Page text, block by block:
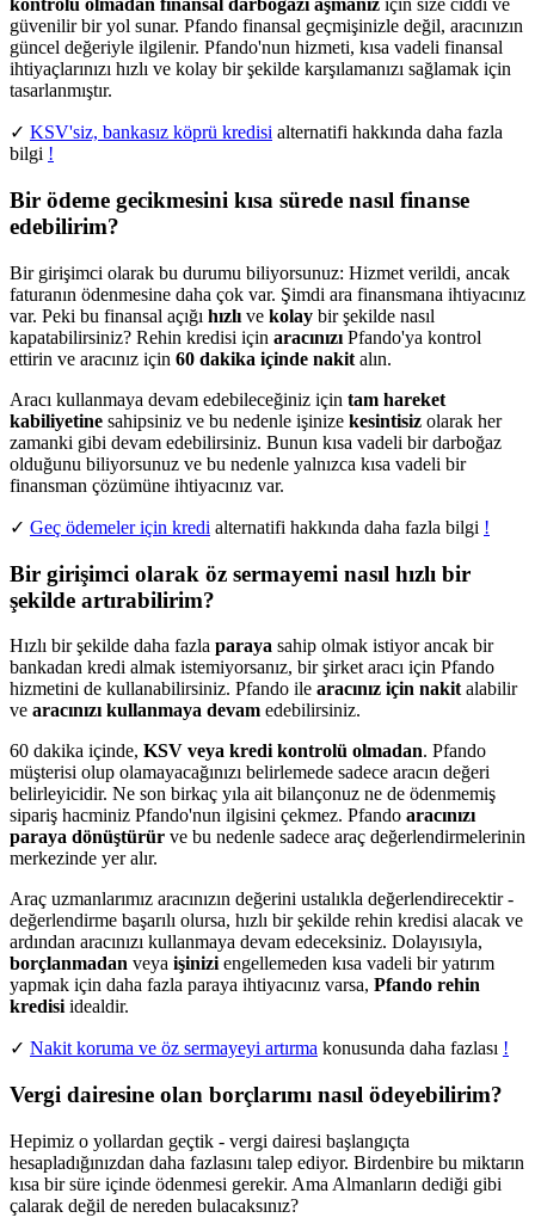
kontrolü olmadan finansal darboğazı aşmanız için size ciddi ve
güvenilir bir yol sunar. Pfando finansal geçmişinizle değil, aracınızın
güncel değeriyle ilgilenir. Pfando'nun hizmeti, kısa vadeli finansal
ihtiyaçlarınızı hızlı ve kolay bir şekilde karşılamanızı sağlamak için
tasarlanmıştır.
✓ KSV'siz, bankasız köprü kredisi alternatifi hakkında daha fazla
bilgi !
Bir ödeme gecikmesini kısa sürede nasıl finanse
edebilirim?
Bir girişimci olarak bu durumu biliyorsunuz: Hizmet verildi, ancak
faturanın ödenmesine daha çok var. Şimdi ara finansmana ihtiyacınız
var. Peki bu finansal açığı hızlı ve kolay bir şekilde nasıl
kapatabilirsiniz? Rehin kredisi için aracınızı Pfando'ya kontrol
ettirin ve aracınız için 60 dakika içinde nakit alın.
Aracı kullanmaya devam edebileceğiniz için tam hareket
kabiliyetine sahipsiniz ve bu nedenle işinize kesintisiz olarak her
zamanki gibi devam edebilirsiniz. Bunun kısa vadeli bir darboğaz
olduğunu biliyorsunuz ve bu nedenle yalnızca kısa vadeli bir
finansman çözümüne ihtiyacınız var.
✓ Geç ödemeler için kredi alternatifi hakkında daha fazla bilgi !
Bir girişimci olarak öz sermayemi nasıl hızlı bir
şekilde artırabilirim?
Hızlı bir şekilde daha fazla paraya sahip olmak istiyor ancak bir
bankadan kredi almak istemiyorsanız, bir şirket aracı için Pfando
hizmetini de kullanabilirsiniz. Pfando ile aracınız için nakit alabilir
ve aracınızı kullanmaya devam edebilirsiniz.
60 dakika içinde, KSV veya kredi kontrolü olmadan. Pfando
müşterisi olup olamayacağınızı belirlemede sadece aracın değeri
belirleyicidir. Ne son birkaç yıla ait bilançonuz ne de ödenmemiş
sipariş hacminiz Pfando'nun ilgisini çekmez. Pfando aracınızı
paraya dönüştürür ve bu nedenle sadece araç değerlendirmelerinin
merkezinde yer alır.
Araç uzmanlarımız aracınızın değerini ustalıkla değerlendirecektir -
değerlendirme başarılı olursa, hızlı bir şekilde rehin kredisi alacak ve
ardından aracınızı kullanmaya devam edeceksiniz. Dolayısıyla,
borçlanmadan veya işinizi engellemeden kısa vadeli bir yatırım
yapmak için daha fazla paraya ihtiyacınız varsa, Pfando rehin
kredisi idealdir.
✓ Nakit koruma ve öz sermayeyi artırma konusunda daha fazlası !
Vergi dairesine olan borçlarımı nasıl ödeyebilirim?
Hepimiz o yollardan geçtik - vergi dairesi başlangıçta
hesapladığınızdan daha fazlasını talep ediyor. Birdenbire bu miktarın
kısa bir süre içinde ödenmesi gerekir. Ama Almanların dediği gibi
çalarak değil de nereden bulacaksınız?